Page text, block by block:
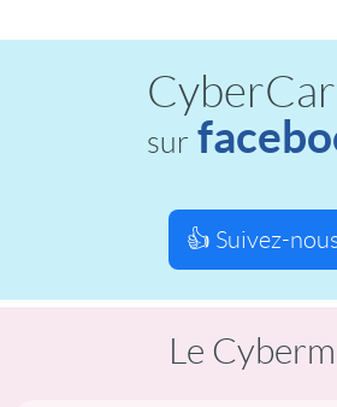
sur
👍 Suivez-
Le